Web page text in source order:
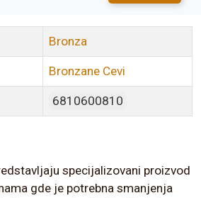
Bronza
Bronzane Cevi
6810600810
specijalizovani proizvod
gde je potrebna smanjenja